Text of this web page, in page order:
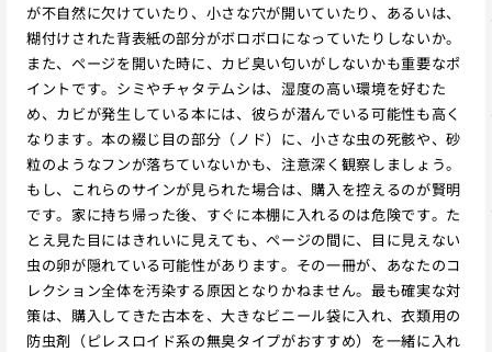
が不自然に欠けていたり、小さな穴が開いていたり、あるいは、
糊付けされた背表紙の部分がボロボロになっていたりしないか。
また、ページを開いた時に、カビ臭い匂いがしないかも重要なポ
イントです。シミやチャタテムシは、湿度の高い環境を好むた
め、カビが発生している本には、彼らが潜んでいる可能性も高く
なります。本の綴じ目の部分（ノド）に、小さな虫の死骸や、砂
粒のようなフンが落ちていないかも、注意深く観察しましょう。
もし、これらのサインが見られた場合は、購入を控えるのが賢明
です。家に持ち帰った後、すぐに本棚に入れるのは危険です。た
とえ見た目にはきれいに見えても、ページの間に、目に見えない
虫の卵が隠れている可能性があります。その一冊が、あなたのコ
レクション全体を汚染する原因となりかねません。最も確実な対
策は、購入してきた古本を、大きなビニール袋に入れ、衣類用の
防虫剤（ピレスロイド系の無臭タイプがおすすめ）を一緒に入れ